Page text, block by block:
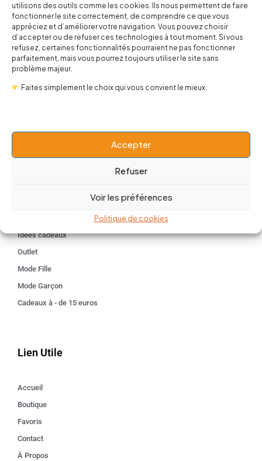
utilisons des outils comme les cookies. Ils nous permettent de faire
fonctionner le site correctement, de comprendre ce que vous
appréciez et d’améliorer votre navigation. Vous pouvez choisir
d’accepter ou de refuser ces technologies à tout moment. Si vous
refusez, certaines fonctionnalités pourraient ne pas fonctionner
parfaitement, mais vous pourrez toujours utiliser le site sans
problème majeur.
Faites simplement le choix qui vous convient le mieux.
Accepter
Refuser
Voir les préférences
Politique de cookies
contact@popnbaby.com
+33 01 64 62 14 89
Follow us
Boutique
Idées cadeaux
Outlet
Mode Fille
Mode Garçon
Cadeaux à - de 15 euros
Lien Utile
Accueil
Boutique
Favoris
Contact
À Propos